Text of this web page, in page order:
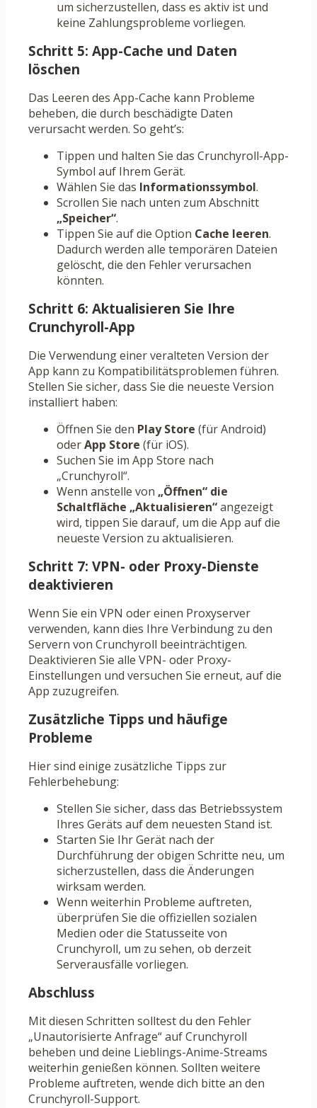
um sicherzustellen, dass es aktiv ist und
keine Zahlungsprobleme vorliegen.
Schritt 5: App-Cache und Daten
löschen
Das Leeren des App-Cache kann Probleme
beheben, die durch beschädigte Daten
verursacht werden. So geht’s:
Tippen und halten Sie das Crunchyroll-App-
Symbol auf Ihrem Gerät.
Wählen Sie das Informationssymbol.
Scrollen Sie nach unten zum Abschnitt
„Speicher“.
Tippen Sie auf die Option Cache leeren.
Dadurch werden alle temporären Dateien
gelöscht, die den Fehler verursachen
könnten.
Schritt 6: Aktualisieren Sie Ihre
Crunchyroll-App
Die Verwendung einer veralteten Version der
App kann zu Kompatibilitätsproblemen führen.
Stellen Sie sicher, dass Sie die neueste Version
installiert haben:
Öffnen Sie den Play Store (für Android)
oderApp Store (für iOS).
Suchen Sie im App Store nach
„Crunchyroll“.
Wenn anstelle von „Öffnen“ die
Schaltfläche „Aktualisieren“angezeigt
wird, tippen Sie darauf, um die App auf die
neueste Version zu aktualisieren.
Schritt 7: VPN- oder Proxy-Dienste
deaktivieren
Wenn Sie ein VPN oder einen Proxyserver
verwenden, kann dies Ihre Verbindung zu den
Servern von Crunchyroll beeinträchtigen.
Deaktivieren Sie alle VPN- oder Proxy-
Einstellungen und versuchen Sie erneut, auf die
App zuzugreifen.
Zusätzliche Tipps und häufige
Probleme
Hier sind einige zusätzliche Tipps zur
Fehlerbehebung:
Stellen Sie sicher, dass das Betriebssystem
Ihres Geräts auf dem neuesten Stand ist.
Starten Sie Ihr Gerät nach der
Durchführung der obigen Schritte neu, um
sicherzustellen, dass die Änderungen
wirksam werden.
Wenn weiterhin Probleme auftreten,
überprüfen Sie die offiziellen sozialen
Medien oder die Statusseite von
Crunchyroll, um zu sehen, ob derzeit
Serverausfälle vorliegen.
Abschluss
Mit diesen Schritten solltest du den Fehler
„Unautorisierte Anfrage“ auf Crunchyroll
beheben und deine Lieblings-Anime-Streams
weiterhin genießen können. Sollten weitere
Probleme auftreten, wende dich bitte an den
Crunchyroll-Support.